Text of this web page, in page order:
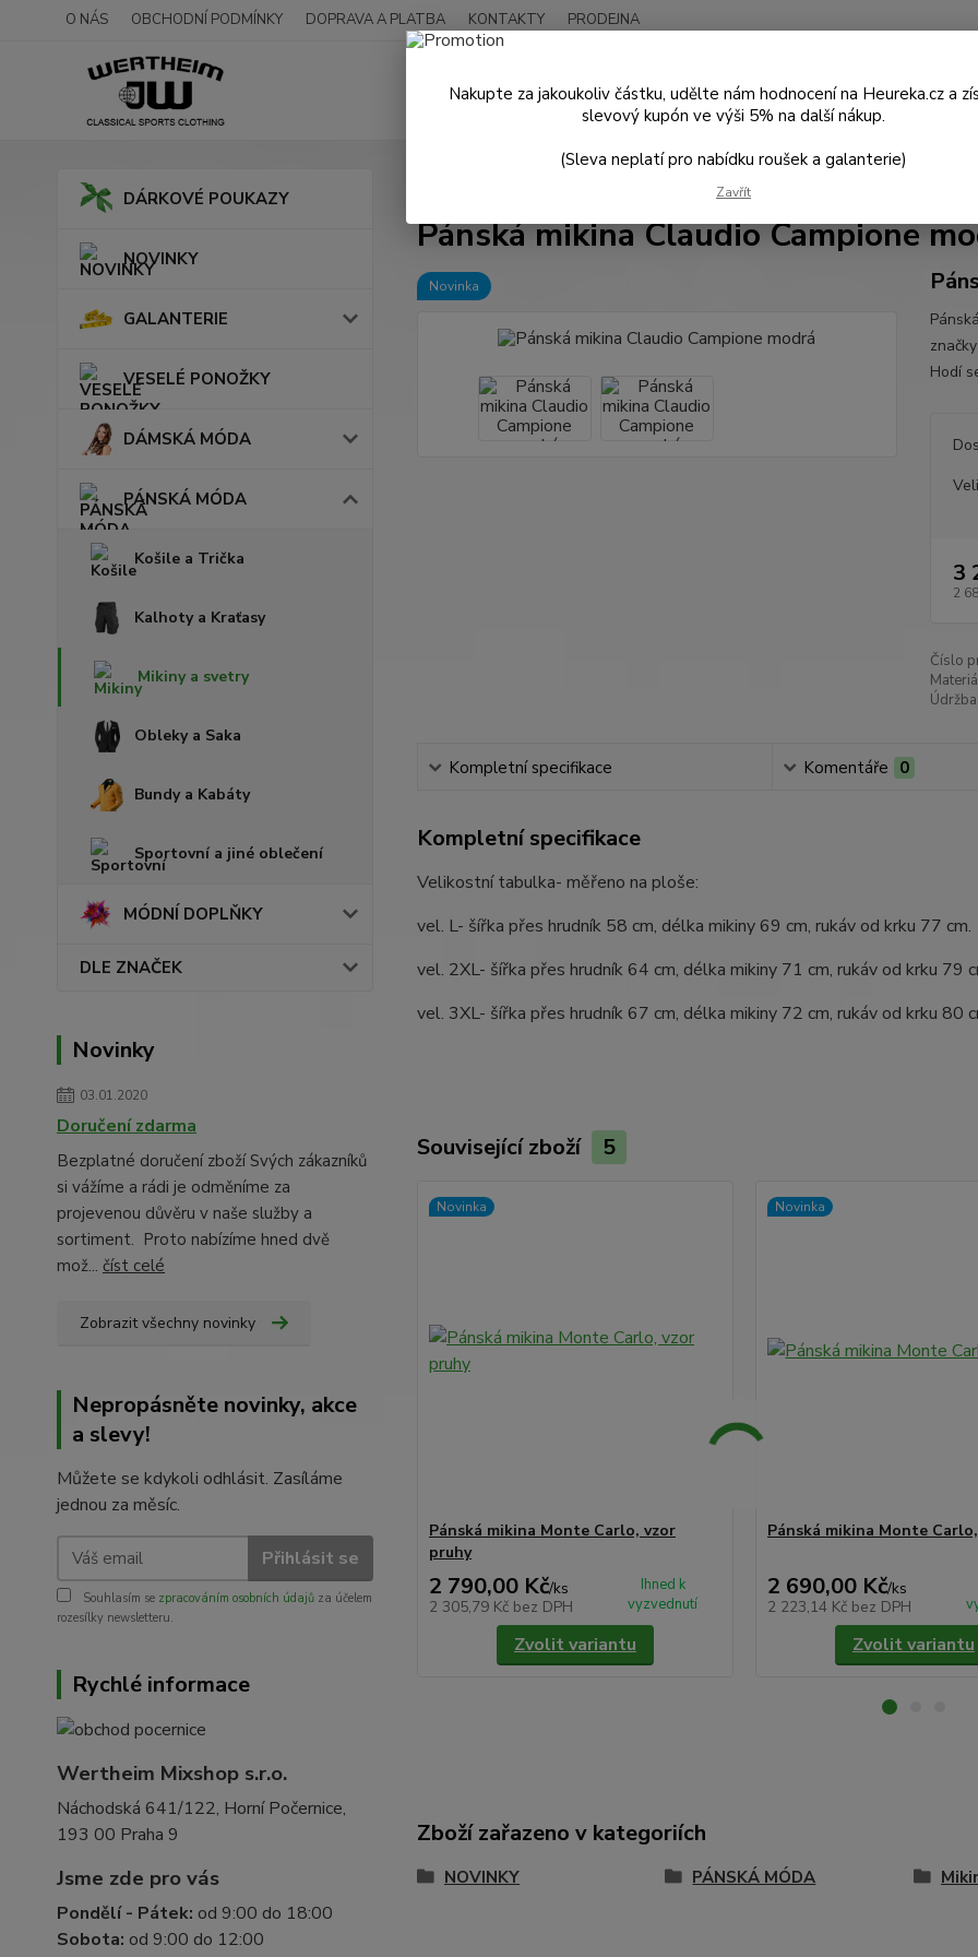
O NÁS OBCHODNÍ PODMÍNKY DOPRAVA A PLATBA KONTAKTY PRODEJNA
Hledat
Po -
DÁRKOVÉ POUKAZY
NOVINKY
GALANTERIE
VESELÉ PONOŽKY
DÁMSKÁ MÓDA
PÁNSKÁ MÓDA
Košile a Trička
Kalhoty a Kraťasy
Mikiny a svetry
Obleky a Saka
Bundy a Kabáty
Sportovní a jiné oblečení
MÓDNÍ DOPLŇKY
DLE ZNAČEK
Novinky
03.01.2020
Doručení zdarma
Bezplatné doručení zboží Svých zákazníků
si vážíme a rádi je odměníme za
projevenou důvěru v naše služby a
sortiment. Proto nabízíme hned dvě
mož... číst celé
Zobrazit všechny novinky
Nepropásněte novinky, akce
a slevy!
Můžete se kdykoli odhlásit. Zasíláme
jednou za měsíc.
Přihlásit se
Souhlasím se zpracováním osobních údajů za účelem
rozesílky newsletteru.
Rychlé informace
Wertheim Mixshop s.r.o.
Náchodská 641/122, Horní Počernice,
193 00 Praha 9
Jsme zde pro vás
Pondělí - Pátek: od 9:00 do 18:00
Sobota: od 9:00 do 12:00
Pánská mikina Claudio Campione
Novinka
Hodí
3
2
Číslo
Údržba:
Kompletní specifikace Komentáře 0
Kompletní specifikace
Velikostní tabulka- měřeno na ploše:
vel. L- šířka přes hrudník 58 cm, délka mikiny 69 cm, rukáv od krku 77 cm.
vel. 2XL- šířka přes hrudník 64 cm, délka mikiny 71 cm, rukáv od krku 79
vel. 3XL- šířka přes hrudník 67 cm, délka mikiny 72 cm, rukáv od krku 80
Související zboží 5
Novinka
Pánská mikina Monte Carlo, vzor
pruhy
2 790,00 Kč/ks
2 305,79 Kč bez DPH
Ihned k
vyzvednutí
Zvolit variantu
Novinka
Pánská mikina Monte
2 690,00 Kč/ks
2 223,14 Kč bez DPH
Zvolit variantu
Zboží zařazeno v kategoriích
NOVINKY PÁNSKÁ MÓDA
Nakupte za jakoukoliv částku, udělte nám hodnocení na Heureka.cz a
slevový kupón ve výši 5% na další nákup.
(Sleva neplatí pro nabídku roušek a galanterie)
Zavřít